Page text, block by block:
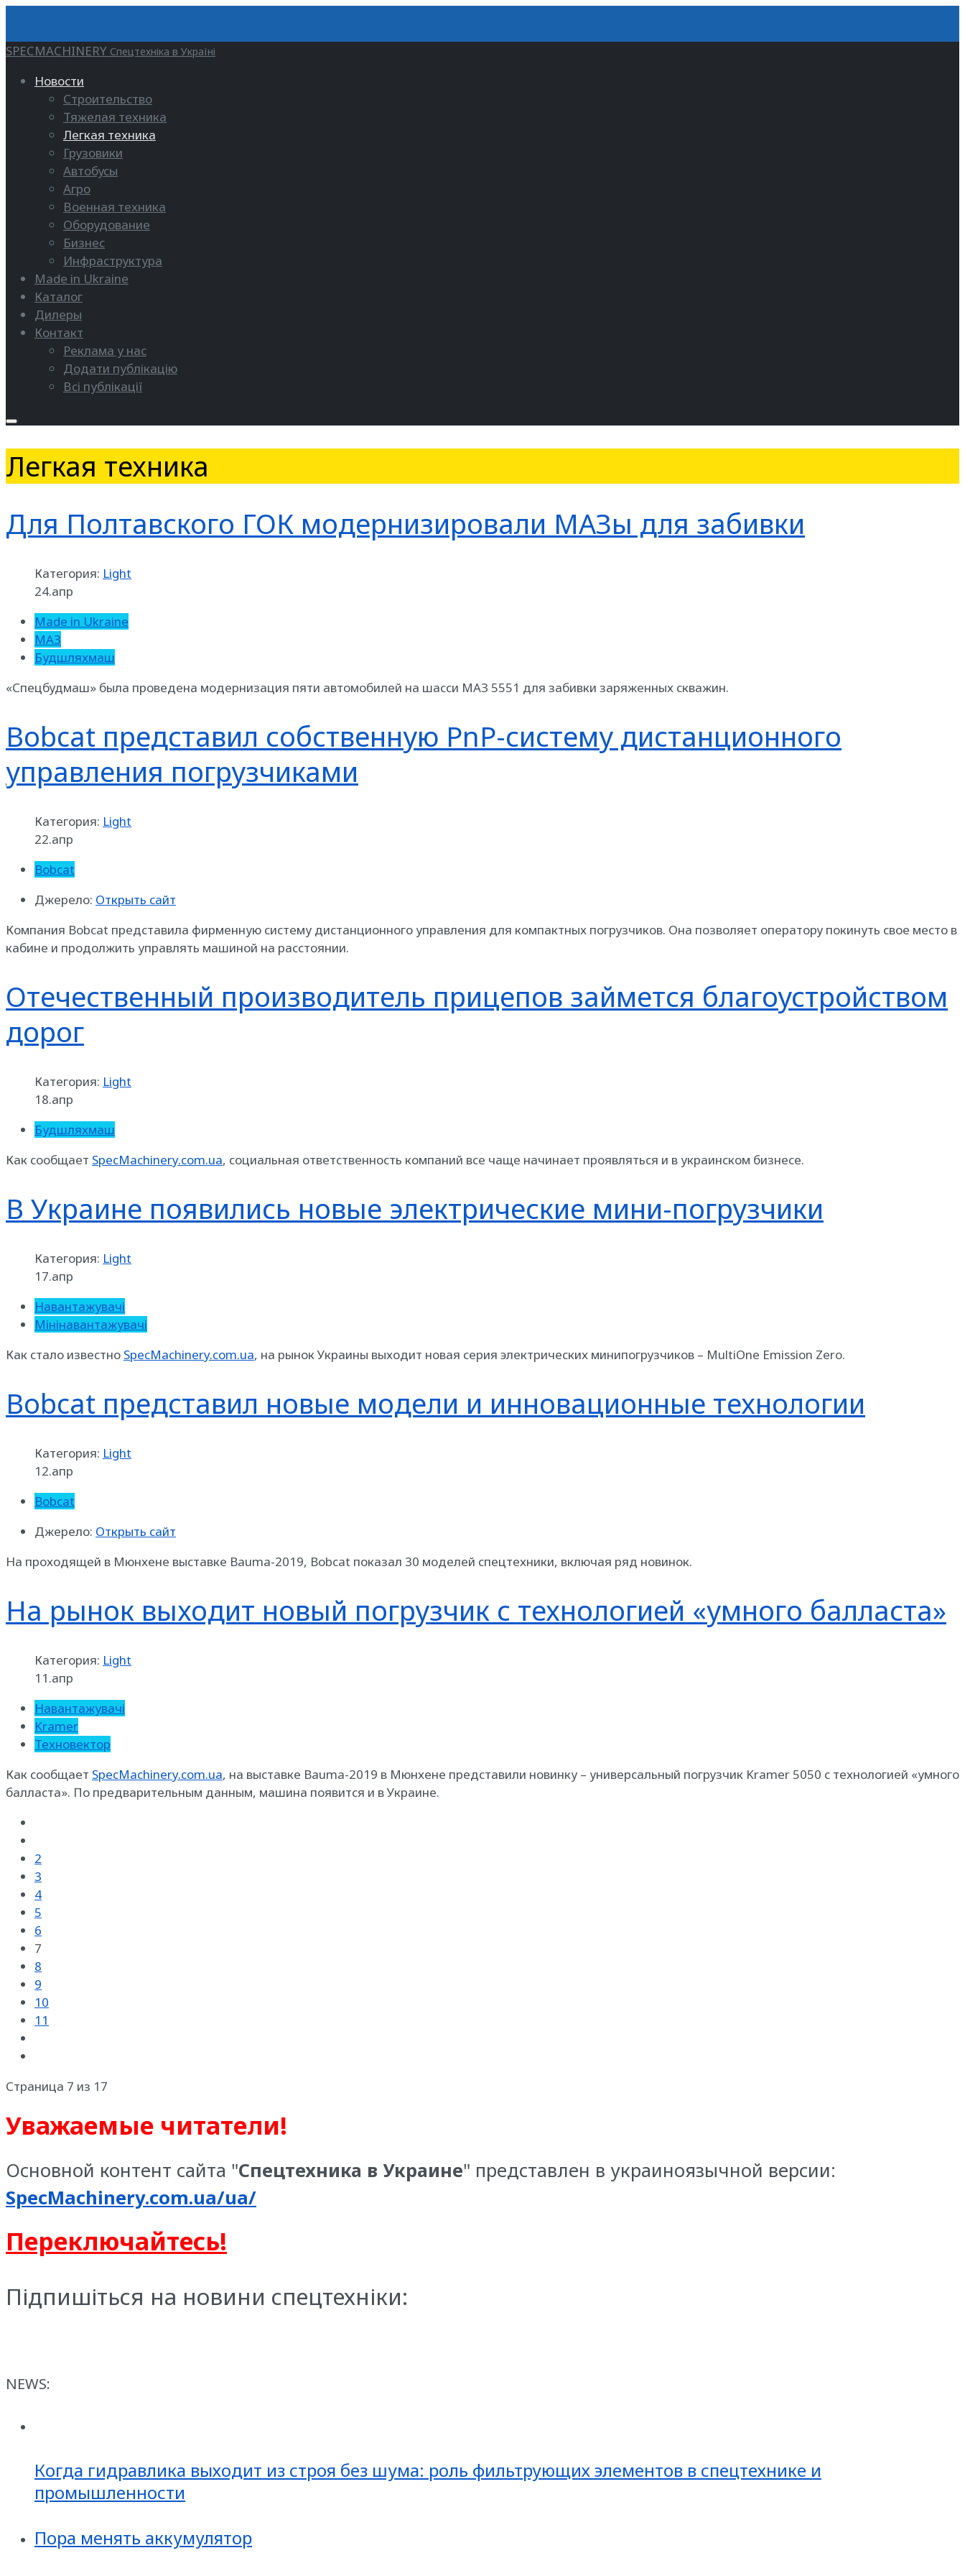
SPECMACHINERY Спецтехніка в Україні
Новости
Строительство
Тяжелая техника
Легкая техника
Грузовики
Автобусы
Агро
Военная техника
Оборудование
Бизнес
Инфраструктура
Made in Ukraine
Каталог
Дилеры
Контакт
Реклама у нас
Додати публікацію
Всі публікації
Легкая техника
Для Полтавского ГОК модернизировали МАЗы для забивки
Категория: Light
24.апр
Made in Ukraine
МАЗ
Будшляхмаш
«Спецбудмаш» была проведена модернизация пяти автомобилей на шасси МАЗ 5551 для забивки заряженных скважин.
Bobcat представил собственную PnP-систему дистанционного
управления погрузчиками
Категория: Light
22.апр
Bobcat
Джерело: Открыть сайт
Компания Bobcat представила фирменную систему дистанционного управления для компактных погрузчиков. Она позволяет оператору покинуть свое место в
кабине и продолжить управлять машиной на расстоянии.
Отечественный производитель прицепов займется благоустройством
дорог
Категория: Light
18.апр
Будшляхмаш
Как сообщает SpecMachinery.com.ua, социальная ответственность компаний все чаще начинает проявляться и в украинском бизнесе.
В Украине появились новые электрические мини-погрузчики
Категория: Light
17.апр
Навантажувачі
Мінінавантажувачі
Как стало известно SpecMachinery.com.ua, на рынок Украины выходит новая серия электрических минипогрузчиков – MultiOne Emission Zero.
Bobcat представил новые модели и инновационные технологии
Категория: Light
12.апр
Bobcat
Джерело: Открыть сайт
На проходящей в Мюнхене выставке Bauma-2019, Bobcat показал 30 моделей спецтехники, включая ряд новинок.
На рынок выходит новый погрузчик с технологией «умного балласта»
Категория: Light
11.апр
Навантажувачі
Kramer
Техновектор
Как сообщает SpecMachinery.com.ua, на выставке Bauma-2019 в Мюнхене представили новинку – универсальный погрузчик Kramer 5050 с технологией «умного
балласта». По предварительным данным, машина появится и в Украине.
2
3
4
5
6
7
8
9
10
11
Страница 7 из 17
Уважаемые читатели!
Основной контент сайта "Спецтехника в Украине" представлен в украиноязычной версии:
SpecMachinery.com.ua/ua/
Переключайтесь!
Підпишіться на новини спецтехніки:
NEWS:
Когда гидравлика выходит из строя без шума: роль фильтрующих элементов в спецтехнике и
промышленности
Пора менять аккумулятор